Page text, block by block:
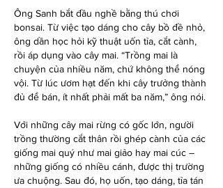
Ông Sanh bắt đầu nghề bằng thú chơi
bonsai. Từ việc tạo dáng cho cây bồ đề nhỏ,
ông dần học hỏi kỹ thuật uốn tỉa, cắt cành,
rồi áp dụng vào cây mai. “Trồng mai là
chuyện của nhiều năm, chứ không thể nóng
vội. Từ lúc ươm hạt đến khi cây trưởng thành
đủ để bán, ít nhất phải mất ba năm,” ông nói.
Với những cây mai rừng có gốc lớn, người
trồng thường cắt thân rồi ghép cành của các
giống mai quý như mai giảo hay mai cúc –
những giống có nhiều cánh, được thị trường
ưa chuộng. Sau đó, họ uốn, tạo dáng, tỉa tán